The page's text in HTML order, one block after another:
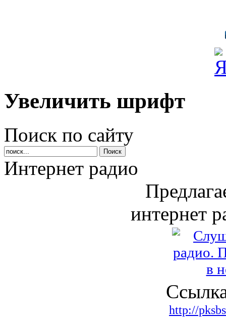
Увеличить шрифт
Поиск по сайту
Интернет радио
интернет
http://